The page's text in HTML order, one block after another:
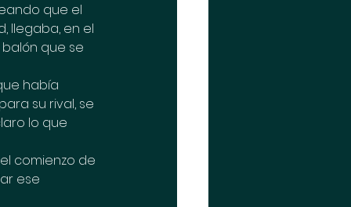
que el
llegaba, en el
que se
había
su rival, se
lo que
comienzo de
ese